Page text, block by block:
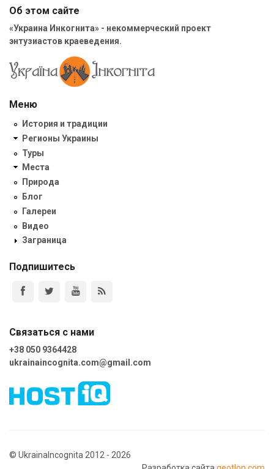
Об этом сайте
«Украина Инкогнита» - некоммерческий проект
энтузиастов краеведения.
Меню
История и традиции
Регионы Украины
Туры
Места
Природа
Блог
Галереи
Видео
Заграница
Подпишитесь
Связаться с нами
+38 050 9364428
ukrainaincognita.com@gmail.com
© UkrainaIncognita 2012 - 2026